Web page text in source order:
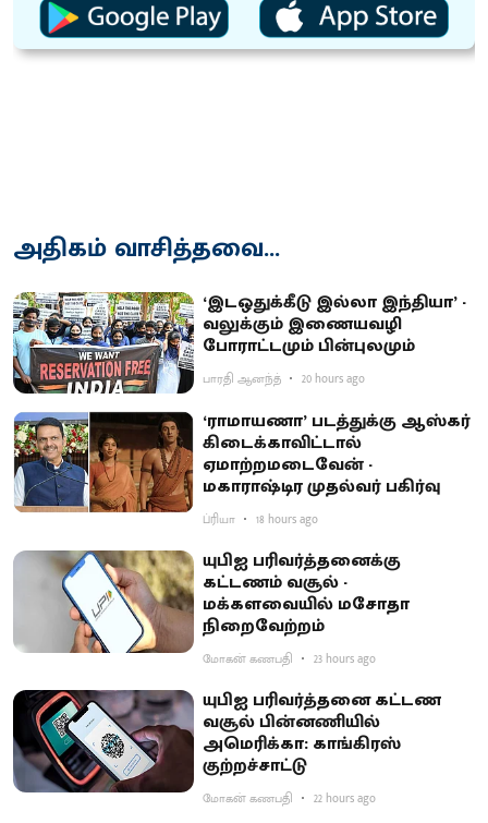
அதிகம் வாசித்தவை...
‘இடஒதுக்கீடு இல்லா இந்தியா’ -
வலுக்கும் இணையவழி
போராட்டமும் பின்புலமும்
பாரதி ஆனந்த் 20 hours ago
‘ராமாயணா’ படத்துக்கு ஆஸ்கர்
கிடைக்காவிட்டால்
ஏமாற்றமடைவேன் -
மகாராஷ்டிர முதல்வர் பகிர்வு
ப்ரியா 18 hours ago
யுபிஐ பரிவர்த்தனைக்கு
கட்டணம் வசூல் -
மக்களவையில் மசோதா
நிறைவேற்றம்
மோகன் கணபதி 23 hours ago
யுபிஐ பரிவர்த்தனை கட்டண
வசூல் பின்னணியில்
அமெரிக்கா: காங்கிரஸ்
குற்றச்சாட்டு
மோகன் கணபதி 22 hours ago